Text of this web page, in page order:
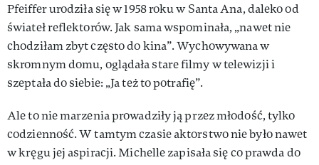
Pfeiffer urodziła się w 1958 roku w Santa Ana, daleko od
świateł reflektorów. Jak sama wspominała, „nawet nie
chodziłam zbyt często do kina”. Wychowywana w
skromnym domu, oglądała stare filmy w telewizji i
szeptała do siebie: „Ja też to potrafię”.
Ale to nie marzenia prowadziły ją przez młodość, tylko
codzienność. W tamtym czasie aktorstwo nie było nawet
w kręgu jej aspiracji. Michelle zapisała się co prawda do